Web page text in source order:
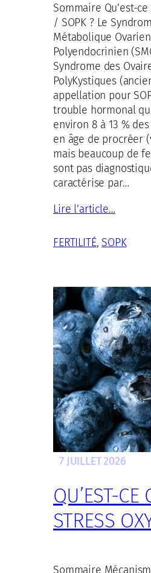
Sommaire Qu’est-
/ SOPK ? Le
Métabolique Ovarien
Polyendocrinien
Syndrome des
PolyKystiques
appellation pour
trouble hormonal
environ 8 à 13 %
en âge de procréer
mais beaucoup de
sont pas
caractérise par…
Lire l’article…
FERTILITÉ, SOPK
7 JUILLET 2026
QU’EST-CE
STRESS
Sommaire